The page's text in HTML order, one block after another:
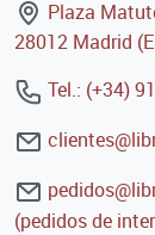
Plaza
28012 Madrid
Tel.: (+34)
(pedidos de